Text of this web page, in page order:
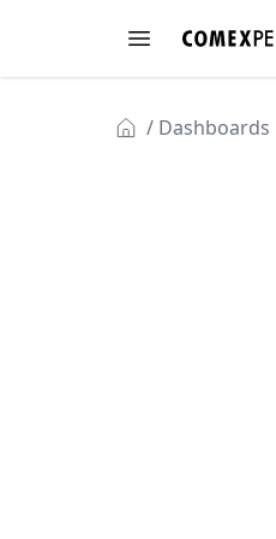
Open menu
/ Dashboards